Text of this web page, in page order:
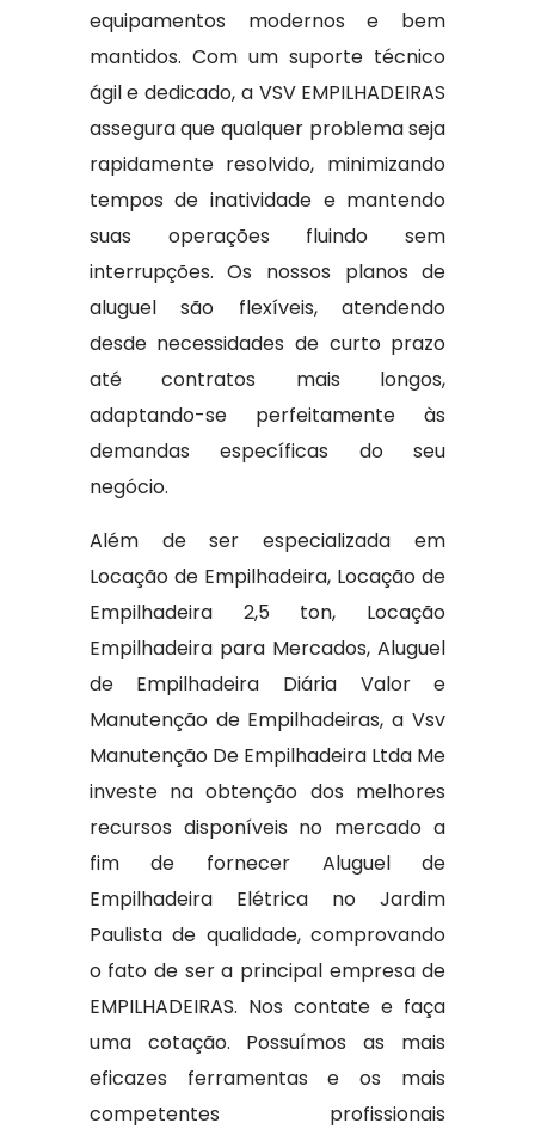
equipamentos modernos e bem
mantidos. Com um suporte técnico
ágil e dedicado, a VSV EMPILHADEIRAS
assegura que qualquer problema seja
rapidamente resolvido, minimizando
tempos de inatividade e mantendo
suas operações fluindo sem
interrupções. Os nossos planos de
aluguel são flexíveis, atendendo
desde necessidades de curto prazo
até contratos mais longos,
adaptando-se perfeitamente às
demandas específicas do seu
negócio.
Além de ser especializada em
Locação de Empilhadeira, Locação de
Empilhadeira 2,5 ton, Locação
Empilhadeira para Mercados, Aluguel
de Empilhadeira Diária Valor e
Manutenção de Empilhadeiras, a Vsv
Manutenção De Empilhadeira Ltda Me
investe na obtenção dos melhores
recursos disponíveis no mercado a
fim de fornecer Aluguel de
Empilhadeira Elétrica no Jardim
Paulista de qualidade, comprovando
o fato de ser a principal empresa de
EMPILHADEIRAS. Nos contate e faça
uma cotação. Possuímos as mais
eficazes ferramentas e os mais
competentes profissionais